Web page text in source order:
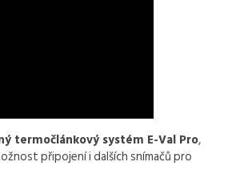
termočlánkový systém E-Val Pro,
připojení i dalších snímačů pro